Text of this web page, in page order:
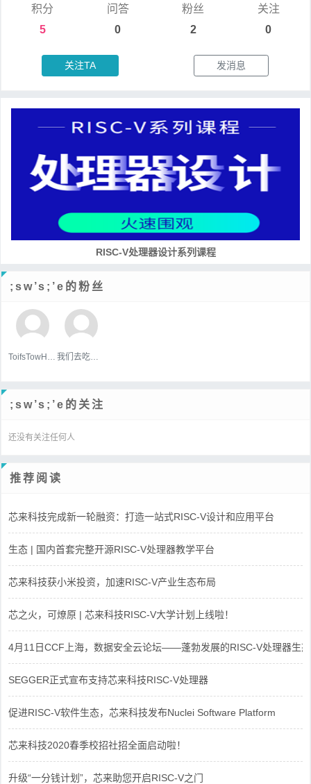
积分
5
问答
0
粉丝
2
关注
0
关注TA 发消息
RISC-V处理器设计系列课程
;sw’s;’e的粉丝
;sw’s;’e的关注
还没有关注任何人
推荐阅读
芯来科技完成新一轮融资：打造一站式RISC-V设计和应用平台
生态 | 国内首套完整开源RISC-V处理器教学平台
芯来科技获小米投资，加速RISC-V产业生态布局
芯之火，可燎原 | 芯来科技RISC-V大学计划上线啦！
4月11日CCF上海，数据安全云论坛——蓬勃发展的RISC-V处理器生态
SEGGER正式宣布支持芯来科技RISC-V处理器
促进RISC-V软件生态，芯来科技发布Nuclei Software Platform
芯来科技2020春季校招社招全面启动啦！
升级“一分钱计划”，芯来助您开启RISC-V之门